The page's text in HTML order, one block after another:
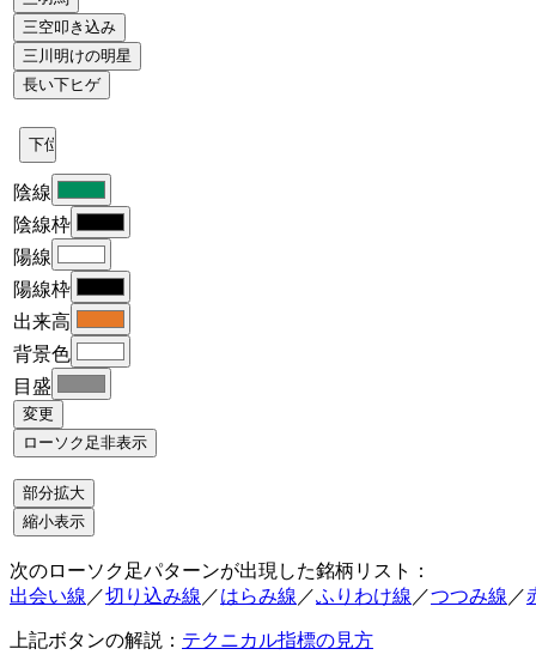
陰線
陰線枠
陽線
陽線枠
出来高
背景色
目盛
次のローソク足パターンが出現した銘柄リスト：
出会い線 ／切り込み線 ／はらみ線 ／ふりわけ線 ／つつみ線 ／
上記ボタンの解説： テクニカル指標の見方